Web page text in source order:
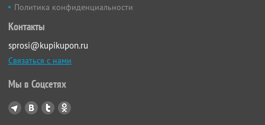
Политика конфиденциальности
Контакты
sprosi@kupikupon.ru
Связаться с нами
Мы в Соцсетях